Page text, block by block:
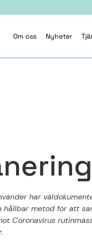
Om oss Nyheter
nering
har
hållbar metod för att
Coronavirus